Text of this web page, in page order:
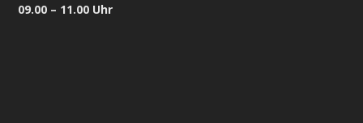
09.00 – 11.00 Uhr